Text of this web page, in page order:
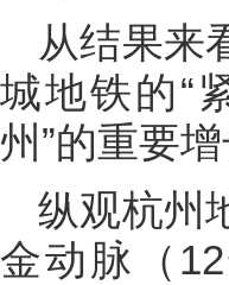
从结果来
城地铁的“
州”的重要增
纵观杭州
金动脉（